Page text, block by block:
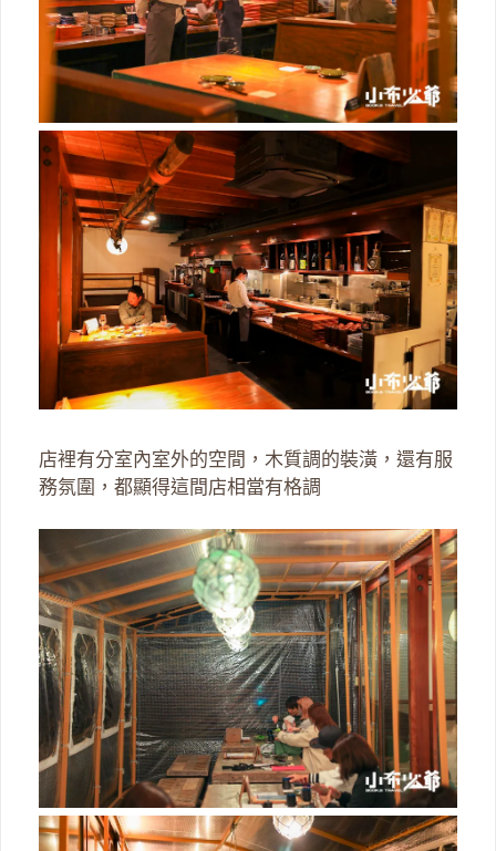
店裡有分室內室外的空間，木質調的裝潢，還有服
務氛圍，都顯得這間店相當有格調